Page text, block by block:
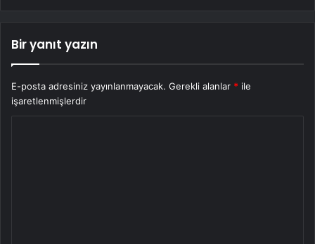
Bir yanıt yazın
E-posta adresiniz yayınlanmayacak. Gerekli alanlar * ile
işaretlenmişlerdir